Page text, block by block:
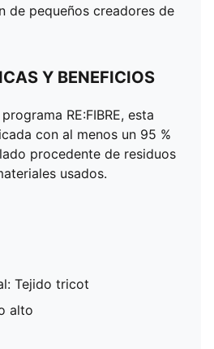
de pequeños creadores de
Y BENEFICIOS
RE:FIBRE, esta
con al menos un 95 %
procedente de residuos
usados.
Tejido tricot
alto